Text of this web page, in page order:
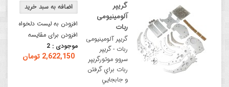
افزودن به لیست دلخواه
افزودن برای مقایسه
موجودی : 2
2,622,150 تومان
گریپر
آلومینیومی
ربات
گریپر آلومینیومی
ربات - گریپر
سروو موتورگریپر
ربات براي گرفتن
و جابجايي